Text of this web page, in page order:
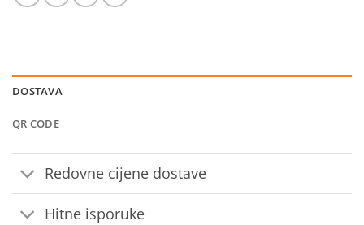
DOSTAVA
QR CODE
Redovne cijene dostave
Hitne isporuke